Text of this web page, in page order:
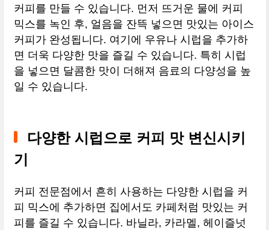
커피를 만들 수 있습니다. 먼저 뜨거운 물에 커피
믹스를 녹인 후, 얼음을 잔뜩 넣으면 맛있는 아이스
커피가 완성됩니다. 여기에 우유나 시럽을 추가하
면 더욱 다양한 맛을 즐길 수 있습니다. 특히 시럽
을 넣으면 달콤한 맛이 더해져 음료의 다양성을 높
일 수 있습니다.
다양한 시럽으로 커피 맛 변신시키
기
커피 전문점에서 흔히 사용하는 다양한 시럽을 커
피 믹스에 추가하면 집에서도 카페처럼 맛있는 커
피를 즐길 수 있습니다. 바닐라, 카라멜, 헤이즐넛